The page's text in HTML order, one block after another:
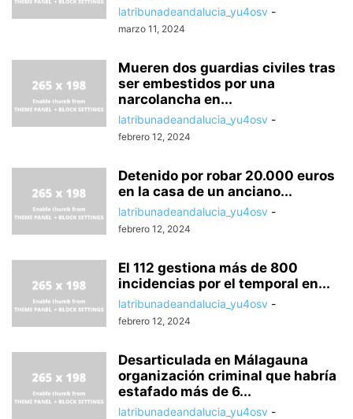
latribunadeandalucia_yu4osv -
marzo 11, 2024
Mueren dos guardias civiles tras
ser embestidos por una
narcolancha en...
latribunadeandalucia_yu4osv -
febrero 12, 2024
Detenido por robar 20.000 euros
en la casa de un anciano...
latribunadeandalucia_yu4osv -
febrero 12, 2024
El 112 gestiona más de 800
incidencias por el temporal en...
latribunadeandalucia_yu4osv -
febrero 12, 2024
Desarticulada en Málagauna
organización criminal que habría
estafado más de 6...
latribunadeandalucia_yu4osv -